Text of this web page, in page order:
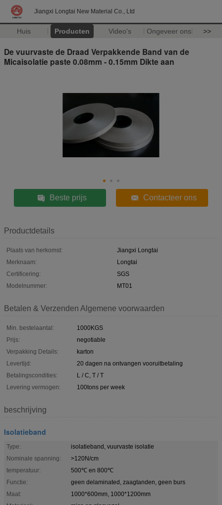
Jiangxi Longtai New Material Co., Ltd
Huis Producten Video's Ongeveer ons >>
De vuurvaste de Draad Verpakkende Band van de
Micaisolatie paste 0.08mm - 0.15mm Dikte aan
Beste prijs Contacteer ons
Productdetails
Plaats van herkomst:
Jiangxi Longtai
Merknaam:
Longtai
Certificering:
SGS
Modelnummer:
MT01
Betalen & Verzenden Algemene voorwaarden
Min. bestelaantal:
1000KGS
Prijs:
negotiable
Verpakking Details:
karton
Levertijd:
20 dagen na ontvangen vooruitbetaling
Betalingscondities:
L / C, T / T
Levering vermogen:
100tons per week
beschrijving
Isolatieband
Type:
isolatieband, vuurvaste isolatie
Nominale spanning:
>120N/cm
temperatuur:
500℃ en 800℃
Functie:
geen delaminated, zaagtanden, geen burs
Maat:
1000*600mm, 1000*1200mm